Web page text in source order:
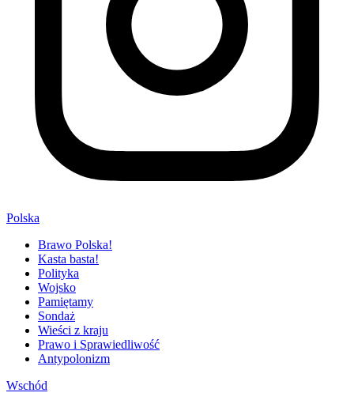
Polska
Brawo Polska!
Kasta basta!
Polityka
Wojsko
Pamiętamy
Sondaż
Wieści z kraju
Prawo i Sprawiedliwość
Antypolonizm
Wschód